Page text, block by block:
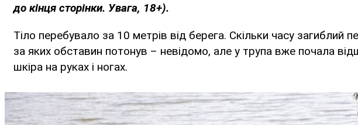
до кінця сторінки. Увага, 18+).
Тіло перебувало за 10 метрів від берега. Скільки часу загиблий
за яких обставин потонув – невідомо, але у трупа вже почала
шкіра на руках і ногах.